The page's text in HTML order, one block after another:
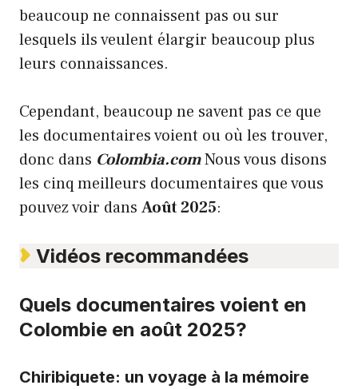
beaucoup ne connaissent pas ou sur
lesquels ils veulent élargir beaucoup plus
leurs connaissances.
Cependant, beaucoup ne savent pas ce que
les documentaires voient ou où les trouver,
donc dans Colombia.comNous vous disons
les cinq meilleurs documentaires que vous
pouvez voir dans Août 2025:
Vidéos recommandées
Quels documentaires voient en
Colombie en août 2025?
Chiribiquete: un voyage à la mémoire